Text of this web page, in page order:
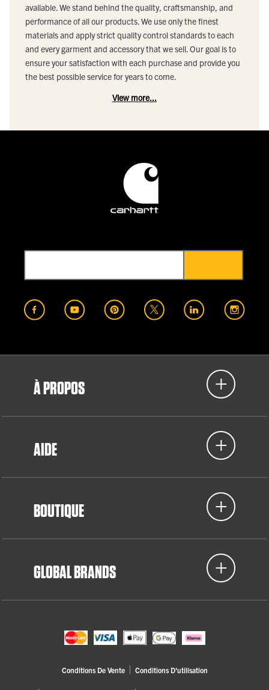
available. We stand behind the quality, craftsmanship, and
performance of all our products. We use only the finest
materials and apply strict quality control standards to each
and every garment and accessory that we sell. Our goal is to
ensure your satisfaction with each purchase and provide you
the best possible service for years to come.
View more...
À PROPOS
AIDE
BOUTIQUE
GLOBAL BRANDS
Conditions De Vente Conditions D'utilisation